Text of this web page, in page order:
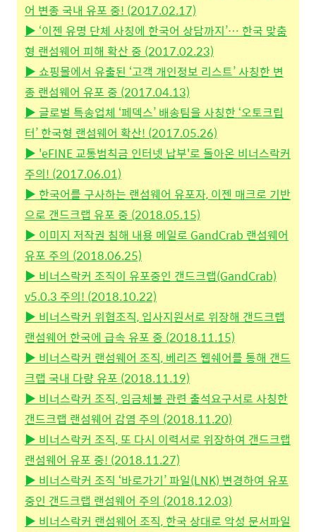
어 변종 국내 유포 중! (2017.02.17)
▶ ‘이젠 유명 단체 사칭에 한국어 상담까지’… 한국 맞춤
형 랜섬웨어 피해 확산 중 (2017.02.23)
▶ 쇼핑몰에서 유출된 ‘고객 개인정보 리스트’ 사칭한 변
종 랜섬웨어 유포 중 (2017.04.13)
▶ 글로벌 특송업체 ‘페덱스’ 배송팀을 사칭한 ‘오토크립
터’ 한국형 랜섬웨어 확산! (2017.05.26)
▶ 'eFINE 교통범칙금 인터넷 납부'로 돌아온 비너스락커
주의! (2017.06.01)
▶ 한국어를 구사하는 랜섬웨어 유포자, 이젠 매크로 기반
으로 갠드크랩 유포 중 (2018.05.15)
▶ 이미지 저작권 침해 내용 메일로 GandCrab 랜섬웨어
유포 주의 (2018.06.25)
▶ 비너스락커 조직이 유포중인 갠드크랩(GandCrab)
v5.0.3 주의! (2018.10.22)
▶ 비너스락커 위협조직, 입사지원서로 위장해 갠드크랩
랜섬웨어 한국에 급속 유포 중 (2018.11.15)
▶ 비너스락커 랜섬웨어 조직, 베리즈 웹쉐어를 통해 갠드
크랩 국내 다량 유포 (2018.11.19)
▶ 비너스락커 조직, 임금체불 관련 출석요구서로 사칭한
갠드크랩 랜섬웨어 감염 주의 (2018.11.20)
▶ 비너스락커 조직, 또 다시 이력서로 위장하여 갠드크랩
랜섬웨어 유포 중! (2018.11.27)
▶ 비너스락커 조직 ‘바로가기’ 파일(LNK) 변경하여 유포
중인 갠드크랩 랜섬웨어 주의 (2018.12.03)
▶ 비너스락커 랜섬웨어 조직, 한국 상대로 악성 문서파일